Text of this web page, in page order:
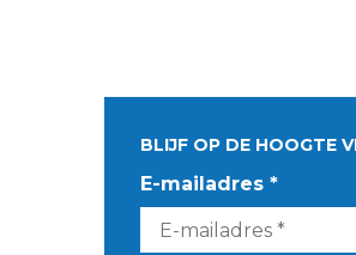
BLIJF OP DE HOOGTE
E-mailadres *